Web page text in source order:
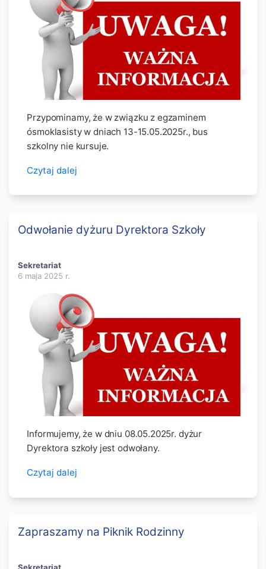
Przypominamy, że w związku z egzaminem
ósmoklasisty w dniach 13-15.05.2025r., bus
szkolny nie kursuje.
Czytaj dalej
Odwołanie dyżuru Dyrektora Szkoły
Sekretariat
6 maja 2025 r.
Informujemy, że w dniu 08.05.2025r. dyżur
Dyrektora szkoły jest odwołany.
Czytaj dalej
Zapraszamy na Piknik Rodzinny